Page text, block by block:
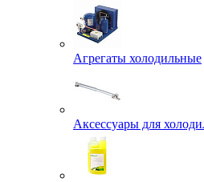
Агрегаты холодильные
Аксессуары для